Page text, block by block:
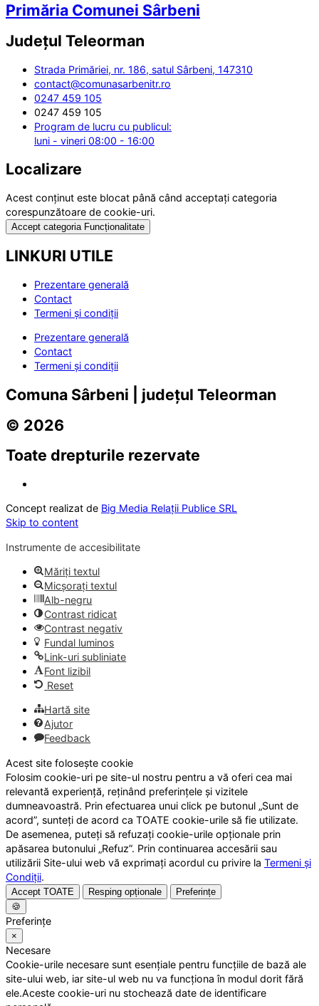
Primăria Comunei Sârbeni
Județul Teleorman
Strada Primăriei, nr. 186, satul Sârbeni, 147310
contact@comunasarbenitr.ro
0247 459 105
0247 459 105
Program de lucru cu publicul:
luni - vineri 08:00 - 16:00
Localizare
Acest conținut este blocat până când acceptați categoria
corespunzătoare de cookie-uri.
Accept categoria Funcționalitate
LINKURI UTILE
Prezentare generală
Contact
Termeni și condiții
Prezentare generală
Contact
Termeni și condiții
Comuna Sârbeni | județul Teleorman
© 2026
Toate drepturile rezervate
Concept realizat de Big Media Relații Publice SRL
Skip to content
Instrumente de accesibilitate
Măriți textul
Micșorați textul
Alb-negru
Contrast ridicat
Contrast negativ
Fundal luminos
Link-uri subliniate
Font lizibil
Reset
Hartă site
Ajutor
Feedback
Acest site folosește cookie
Folosim cookie-uri pe site-ul nostru pentru a vă oferi cea mai
relevantă experiență, reținând preferințele și vizitele
dumneavoastră. Prin efectuarea unui click pe butonul „Sunt de
acord”, sunteți de acord ca TOATE cookie-urile să fie utilizate.
De asemenea, puteți să refuzați cookie-urile opționale prin
apăsarea butonului „Refuz”. Prin continuarea accesării sau
utilizării Site-ului web vă exprimați acordul cu privire la Termeni și
Condiții.
Accept TOATE Resping opționale
Preferințe
🍪
Preferințe
×
Necesare
Cookie-urile necesare sunt esențiale pentru funcțiile de bază ale
site-ului web, iar site-ul web nu va funcționa în modul dorit fără
ele.Aceste cookie-uri nu stochează date de identificare